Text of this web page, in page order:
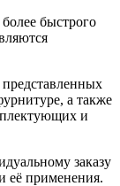
быстрого
а также
и
заказу
её применения.